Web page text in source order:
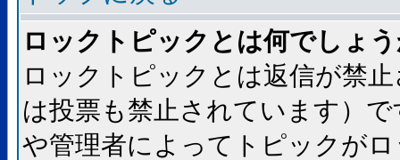
ロックトピックとは何でしょ
ロックトピックとは返信が禁
は投票も禁止されています）
や管理者によってトピックが